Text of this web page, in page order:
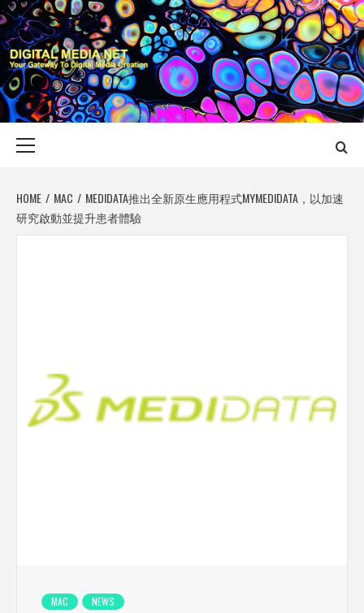
Skip
to
content
DIGITAL MEDIA
YOUR GATEWAY TO DIGITAL MEDIA CREATION
HOME MAC
MEDIDATA推出全新原生應用程式MYMEDIDATA，以加速
研究啟動並提升患者體驗
MAC NEWS